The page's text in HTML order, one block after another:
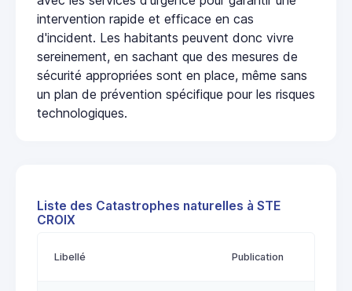
intervention rapide et efficace en cas
d'incident. Les habitants peuvent donc vivre
sereinement, en sachant que des mesures de
sécurité appropriées sont en place, même sans
un plan de prévention spécifique pour les risques
technologiques.
Liste des Catastrophes naturelles à STE
CROIX
Libellé Publication